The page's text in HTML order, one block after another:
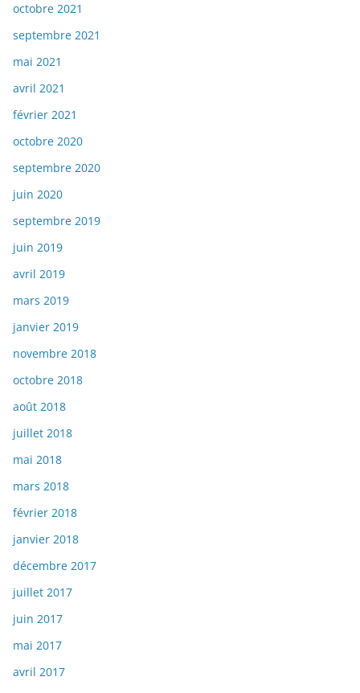
octobre 2021
septembre 2021
mai 2021
avril 2021
février 2021
octobre 2020
septembre 2020
juin 2020
septembre 2019
juin 2019
avril 2019
mars 2019
janvier 2019
novembre 2018
octobre 2018
août 2018
juillet 2018
mai 2018
mars 2018
février 2018
janvier 2018
décembre 2017
juillet 2017
juin 2017
mai 2017
avril 2017